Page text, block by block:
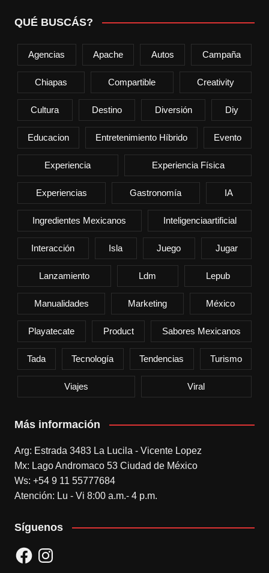
QUÉ BUSCÁS?
Agencias Apache Autos Campaña
Chiapas Compartible Creativity
Cultura Destino Diversión Diy
Educacion Entretenimiento Híbrido Evento
Experiencia Experiencia Física
Experiencias Gastronomía IA
Ingredientes Mexicanos Inteligenciaartificial
Interacción Isla Juego Jugar
Lanzamiento Ldm Lepub
Manualidades Marketing México
Playatecate Product Sabores Mexicanos
Tada Tecnología Tendencias Turismo
Viajes Viral
Más información
Arg: Estrada 3483 La Lucila - Vicente Lopez
Mx: Lago Andromaco 53 Ciudad de México
Ws: +54 9 11 55777684
Atención: Lu - Vi 8:00 a.m.- 4 p.m.
Síguenos
FacebookInstagram